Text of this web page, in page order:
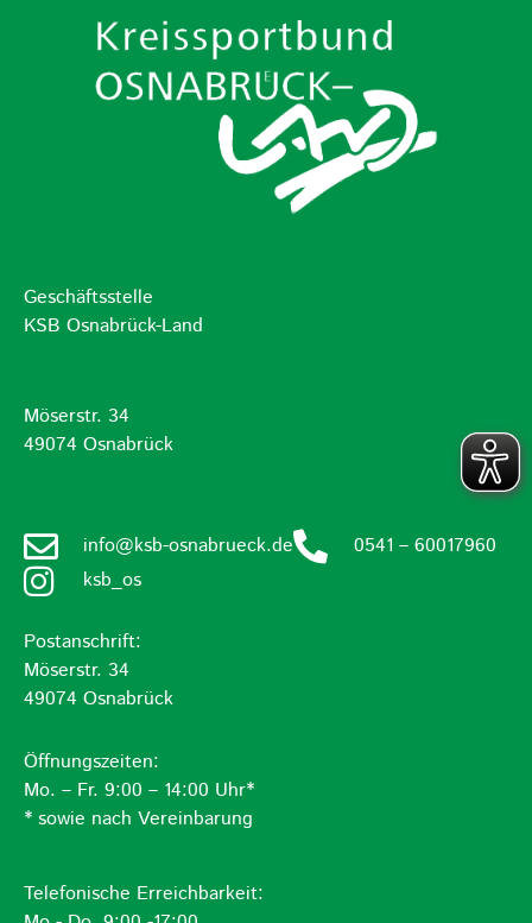
Geschäftsstelle
KSB Osnabrück-Land
Möserstr. 34
49074 Osnabrück
info@ksb-osnabrueck.de
0541 – 60017960
ksb_os
Postanschrift:
Möserstr. 34
49074 Osnabrück
Öffnungszeiten:
Mo. – Fr. 9:00 – 14:00 Uhr*
* sowie nach Vereinbarung
Telefonische Erreichbarkeit: